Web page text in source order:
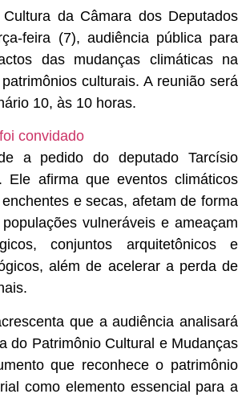
da Câmara dos Deputados
feira (7), audiência pública para
das mudanças climáticas na
culturais. A reunião será
10, às 10 horas.
convidado
a pedido do deputado Tarcísio
Ele afirma que eventos climáticos
e secas, afetam de forma
vulneráveis e ameaçam
conjuntos arquitetônicos e
além de acelerar a perda de
que a audiência analisará
do Patrimônio Cultural e Mudanças
que reconhece o patrimônio
como elemento essencial para a